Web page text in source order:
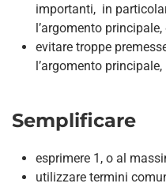
importanti, in
l’argomento
evitare troppe
l’argomento
Semplificare
esprimere 1, o al
utilizzare termini